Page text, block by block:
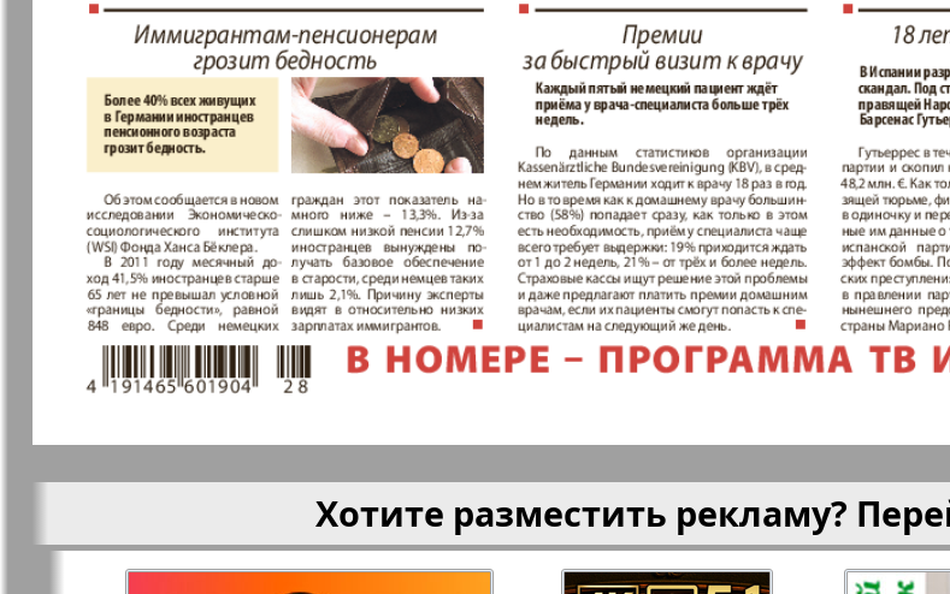
Объектив EU Остров там и тут
Ost-West
Panorama
Парус Переселенец
Районка-Süd-West
Районка-Nord-Ost-
Bremen
Районка-West
Редакция
Германия
Рейнская газета Рецепты здоровья
Русская Газета Русская Мысль
Русский Баден-
Вюртемберг
Светлана в
Свой дом Семейная газета
Хотите разместить рекламу?